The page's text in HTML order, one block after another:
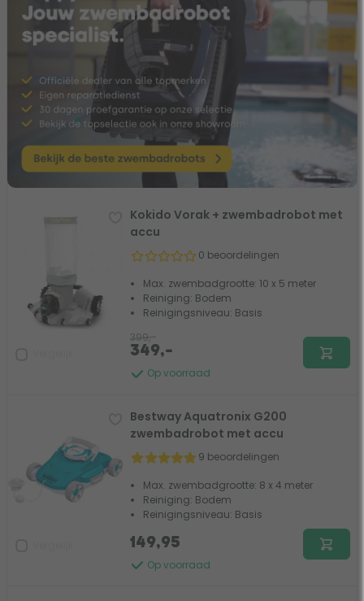
Kokido Vorak + zwembadrobot met
accu
0 beoordelingen
Max. zwembadgrootte: 10 x 5 meter
Reiniging: Bodem
Reinigingsniveau: Basis
Op voorraad
399,-
349,-
Bestway Aquatronix G200
zwembadrobot met accu
9 beoordelingen
Max. zwembadgrootte: 8 x 4 meter
Reiniging: Bodem
Reinigingsniveau: Basis
Op voorraad
149,95